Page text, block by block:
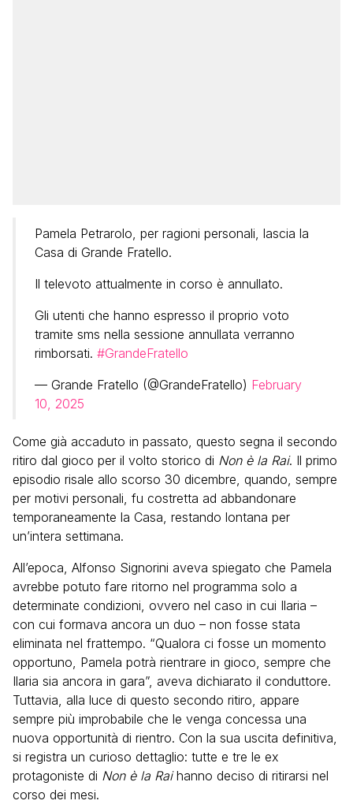
Pamela Petrarolo, per ragioni personali, lascia la
Casa di Grande Fratello.
Il televoto attualmente in corso è annullato.
Gli utenti che hanno espresso il proprio voto
tramite sms nella sessione annullata verranno
rimborsati. #GrandeFratello
— Grande Fratello (@GrandeFratello) February
10, 2025
Come già accaduto in passato, questo segna il secondo
ritiro dal gioco per il volto storico di Non è la Rai. Il primo
episodio risale allo scorso 30 dicembre, quando, sempre
per motivi personali, fu costretta ad abbandonare
temporaneamente la Casa, restando lontana per
un’intera settimana.
All’epoca, Alfonso Signorini aveva spiegato che Pamela
avrebbe potuto fare ritorno nel programma solo a
determinate condizioni, ovvero nel caso in cui Ilaria –
con cui formava ancora un duo – non fosse stata
eliminata nel frattempo. “Qualora ci fosse un momento
opportuno, Pamela potrà rientrare in gioco, sempre che
Ilaria sia ancora in gara”, aveva dichiarato il conduttore.
Tuttavia, alla luce di questo secondo ritiro, appare
sempre più improbabile che le venga concessa una
nuova opportunità di rientro. Con la sua uscita definitiva,
si registra un curioso dettaglio: tutte e tre le ex
protagoniste di Non è la Raihanno deciso di ritirarsi nel
corso dei mesi.